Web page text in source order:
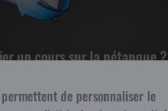
de personnaliser le
un cours sur la pétanque ?